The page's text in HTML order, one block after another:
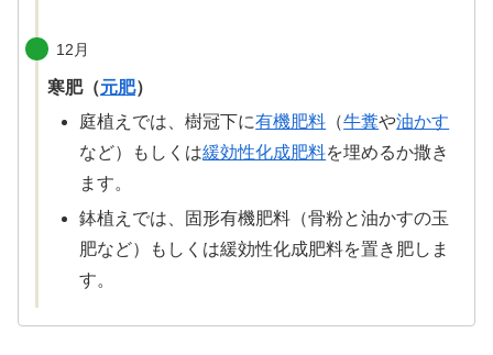
12月
寒肥（元肥）
庭植えでは、樹冠下に有機肥料 （牛糞や油かす
など）もしくは緩効性化成肥料を埋めるか撒き
ます。
鉢植えでは、固形有機肥料（骨粉と油かすの玉
肥など）もしくは緩効性化成肥料を置き肥しま
す。